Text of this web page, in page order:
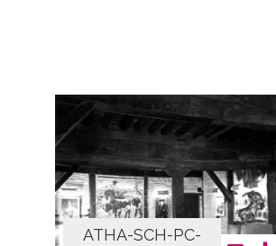
ATHA-SCH-PC-